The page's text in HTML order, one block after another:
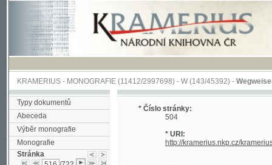
KRAMERIUS-MONOGRAFIE(11412/2997698) -W (143/45392)-Wegweiser durch
Typy dokumentů
Abeceda
Výběr monografie
Monografie
Stránka
/722
* Číslo stránky:
504
* URI:
http://kramerius.nkp.cz/kramerius/